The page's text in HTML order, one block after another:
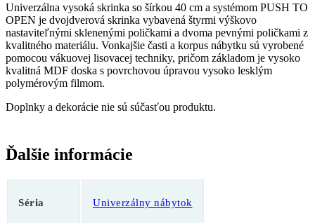
Univerzálna vysoká skrinka so šírkou 40 cm a systémom PUSH TO
OPEN je dvojdverová skrinka vybavená štyrmi výškovo
nastaviteľnými sklenenými poličkami a dvoma pevnými poličkami z
kvalitného materiálu. Vonkajšie časti a korpus nábytku sú vyrobené
pomocou vákuovej lisovacej techniky, pričom základom je vysoko
kvalitná MDF doska s povrchovou úpravou vysoko lesklým
polymérovým filmom.
Doplnky a dekorácie nie sú súčasťou produktu.
Ďalšie informácie
Séria Univerzálny nábytok